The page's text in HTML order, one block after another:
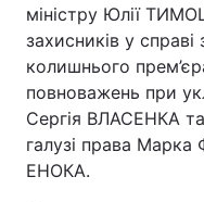
міністру Юлії
захисників у
колишнього
повноважень при
Сергія ВЛАСЕНКА
галузі права
ЕНОКА.